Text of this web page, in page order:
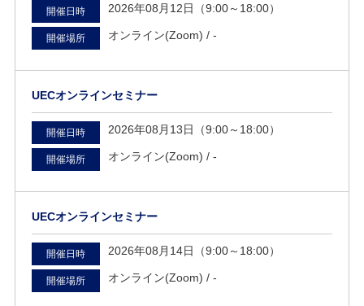
開催日時 2026年08月12日（9:00～18:00）
開催場所 オンライン(Zoom) / -
UECオンラインセミナー
開催日時 2026年08月13日（9:00～18:00）
開催場所 オンライン(Zoom) / -
UECオンラインセミナー
開催日時 2026年08月14日（9:00～18:00）
開催場所 オンライン(Zoom) / -